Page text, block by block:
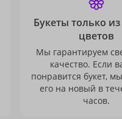
Букеты только
цветов
Мы гарантируем
качество. Если
понравится букет,
его на новый в
часов.